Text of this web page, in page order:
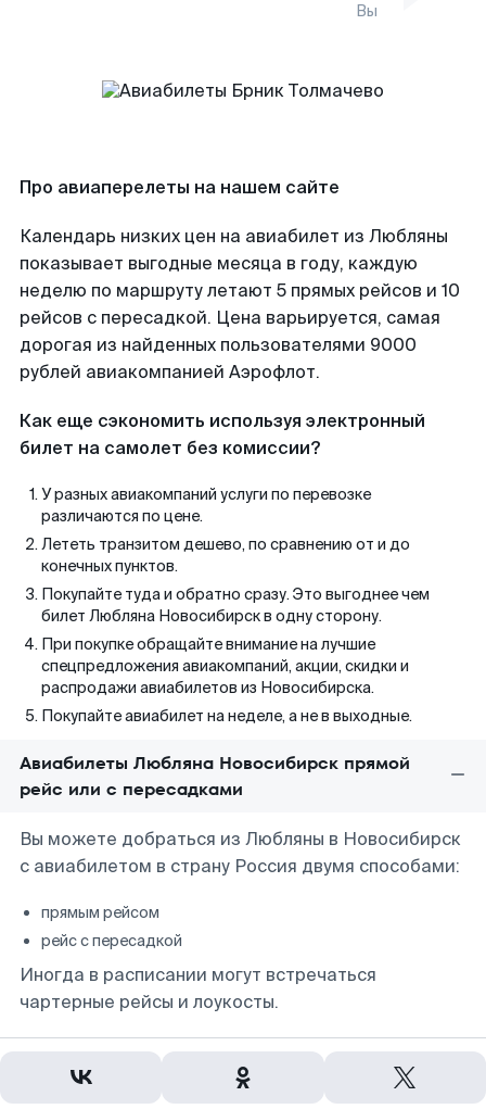
Вы
Про авиаперелеты на нашем сайте
Календарь низких цен на авиабилет из Любляны
показывает выгодные месяца в году, каждую
неделю по маршруту летают 5 прямых рейсов и 10
рейсов с пересадкой. Цена варьируется, самая
дорогая из найденных пользователями 9000
рублей авиакомпанией Аэрофлот.
Как еще сэкономить используя электронный
билет на самолет без комиссии?
У разных авиакомпаний услуги по перевозке
различаются по цене.
Лететь транзитом дешево, по сравнению от и до
конечных пунктов.
Покупайте туда и обратно сразу. Это выгоднее чем
билет Любляна Новосибирск в одну сторону.
При покупке обращайте внимание на лучшие
спецпредложения авиакомпаний, акции, скидки и
распродажи авиабилетов из Новосибирска.
Покупайте авиабилет на неделе, а не в выходные.
Авиабилеты Любляна Новосибирск прямой
рейс или с пересадками
Вы можете добраться из Любляны в Новосибирск
с авиабилетом в страну Россия двумя способами:
прямым рейсом
рейс с пересадкой
Иногда в расписании могут встречаться
чартерные рейсы и лоукосты.